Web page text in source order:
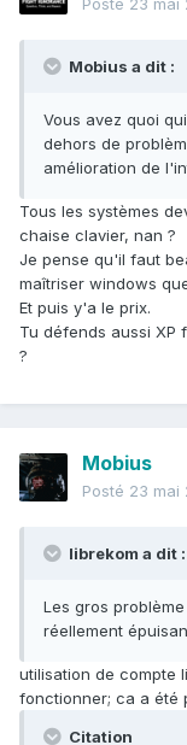
Posté 23 mai
Mobius a dit :
Vous avez quoi
dehors de
amélioration de
Tous les systèmes
chaise clavier, nan ?
Je pense qu'il faut
maîtriser windows
Et puis y'a le prix.
Tu défends aussi XP
?
Mobius
Posté 23 mai
librekom a dit :
Les gros
réellement
utilisation de compte
fonctionner; ca a été
Citation